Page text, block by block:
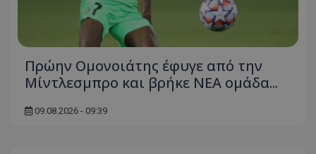
Πρώην Ομονοιάτης έφυγε από την
Μίντλεσμπρο και βρήκε ΝΕΑ ομάδα...
09.08.2026 - 09:39